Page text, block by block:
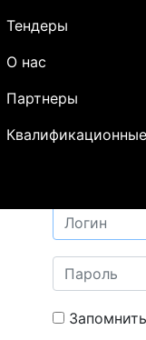
Тендеры
О нас
Партнеры